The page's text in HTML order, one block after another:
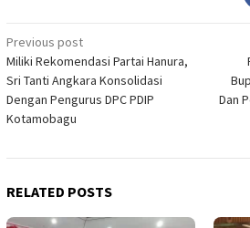
Post
navigation
Previous post
Miliki Rekomendasi Partai Hanura,
Sri Tanti Angkara Konsolidasi
Dengan Pengurus DPC PDIP
Kotamobagu
Dan
RELATED POSTS